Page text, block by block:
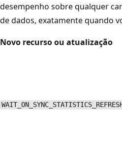
desempenho sobre qualquer
de dados, exatamente quando
Novo recurso ou atualização